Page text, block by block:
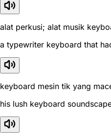
alat perkusi; alat musik
a typewriter keyboard that
keyboard mesin tik yang
his lush keyboard